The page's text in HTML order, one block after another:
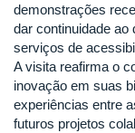
demonstrações
dar continuidade ao
serviços de
A visita reafirma o
inovação em suas
experiências entre
futuros projetos